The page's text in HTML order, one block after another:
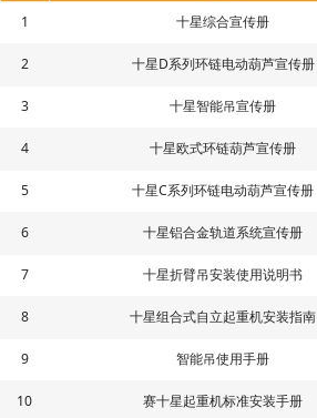
1 十星综合宣传册
2 十星D系列环链电动葫芦宣传册
3 十星智能吊宣传册
4 十星欧式环链葫芦宣传册
5 十星C系列环链电动葫芦宣传册
6 十星铝合金轨道系统宣传册
7 十星折臂吊安装使用说明书
8 十星组合式自立起重机安装指南
9 智能吊使用手册
10 赛十星起重机标准安装手册